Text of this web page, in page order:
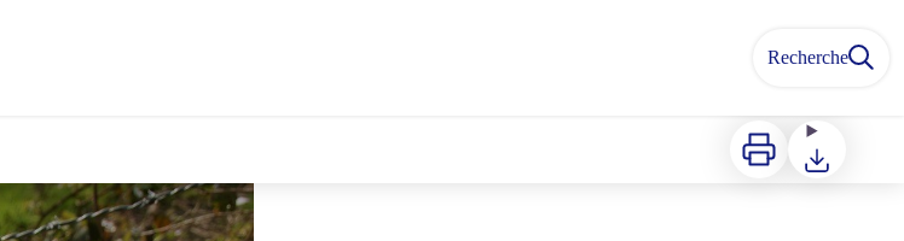
Recherche
Imprimer Télécharger